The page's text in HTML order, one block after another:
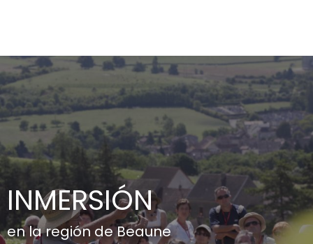
INMERSIÓN
en la región de Beaune